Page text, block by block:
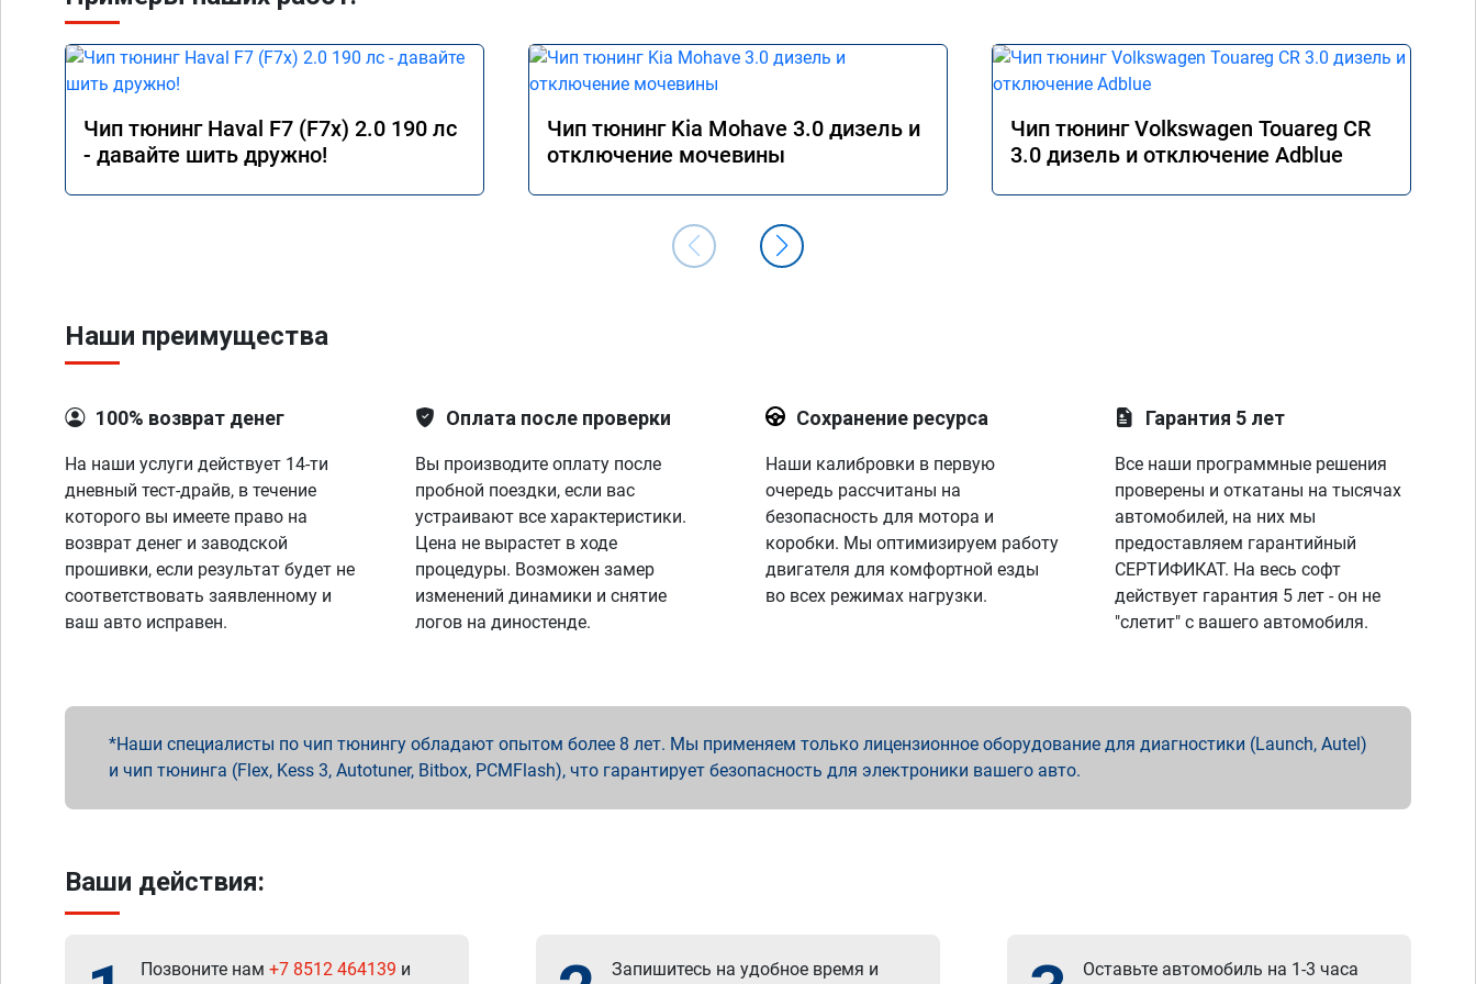
Чип тюнинг Haval F7 (F7x) 2.0 190 лс
- давайте шить дружно!
Чип тюнинг Kia Mohave 3.0 дизель и
отключение мочевины
Чип тюнинг Volkswagen Touareg CR
3.0 дизель и отключение Adblue
Наши преимущества
100% возврат денег
На наши услуги действует 14-ти
дневный тест-драйв, в течение
которого вы имеете право на
возврат денег и заводской
прошивки, если результат будет не
соответствовать заявленному и
ваш авто исправен.
Оплата после проверки
Вы производите оплату после
пробной поездки, если вас
устраивают все характеристики.
Цена не вырастет в ходе
процедуры. Возможен замер
изменений динамики и снятие
логов на диностенде.
Сохранение ресурса
Наши калибровки в первую
очередь рассчитаны на
безопасность для мотора и
коробки. Мы оптимизируем работу
двигателя для комфортной езды
во всех режимах нагрузки.
Гарантия 5 лет
Все наши программные решения
проверены и откатаны на тысячах
автомобилей, на них мы
предоставляем гарантийный
СЕРТИФИКАТ. На весь софт
действует гарантия 5 лет - он не
"слетит" с вашего автомобиля.
Наши специалисты по чип тюнингу обладают опытом более 8 лет. Мы применяем только лицензионное оборудование для диагностики (Launch, Autel)
и чип тюнинга (Flex, Kess 3, Autotuner, Bitbox, PCMFlash), что гарантирует безопасность для электроники вашего авто.
Ваши действия:
Позвоните нам +7 8512 464139 и Запишитесь на удобное время и Оставьте автомобиль на 1-3 часа